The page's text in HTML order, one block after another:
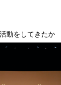
動をしてきたか